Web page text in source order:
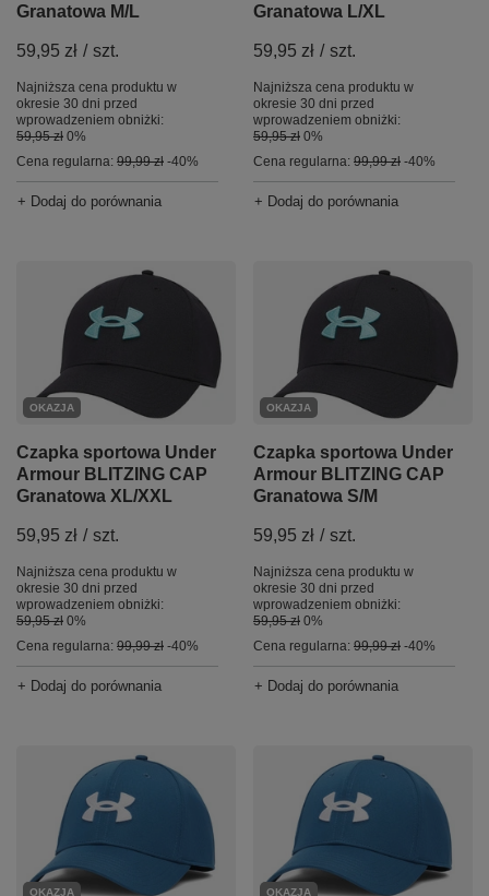
Granatowa M/L
59,95 zł / szt.
Najniższa cena produktu w
okresie 30 dni przed
wprowadzeniem obniżki:
59,95 zł 0%
Cena regularna: 99,99 zł -40%
+ Dodaj do porównania
Granatowa L/XL
59,95 zł / szt.
Najniższa cena produktu w
okresie 30 dni przed
wprowadzeniem obniżki:
59,95 zł 0%
Cena regularna: 99,99 zł -40%
+ Dodaj do porównania
OKAZJA
Czapka sportowa Under
Armour BLITZING CAP
Granatowa XL/XXL
59,95 zł / szt.
Najniższa cena produktu w
okresie 30 dni przed
wprowadzeniem obniżki:
59,95 zł 0%
Cena regularna: 99,99 zł -40%
+ Dodaj do porównania
OKAZJA
Czapka sportowa Under
Armour BLITZING CAP
Granatowa S/M
59,95 zł / szt.
Najniższa cena produktu w
okresie 30 dni przed
wprowadzeniem obniżki:
59,95 zł 0%
Cena regularna: 99,99 zł -40%
+ Dodaj do porównania
OKAZJA OKAZJA